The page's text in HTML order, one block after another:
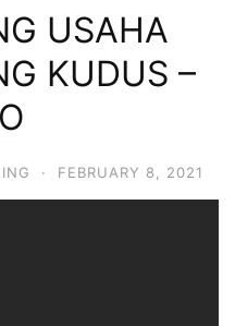
USAHA
KUDUS –
· FEBRUARY 8, 2021